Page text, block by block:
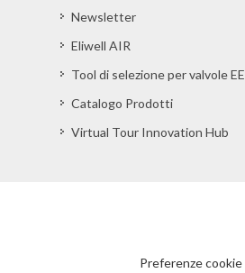
Newsletter
Eliwell AIR
Tool di selezione per valvole
Catalogo Prodotti
Virtual Tour Innovation Hub
Preferenze cookie